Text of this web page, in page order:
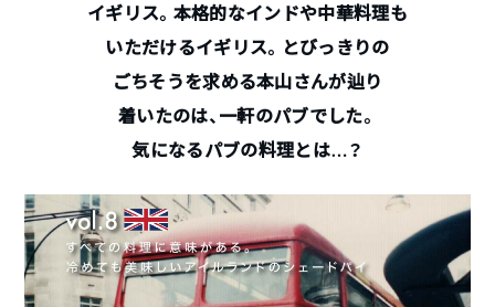
イギリス。本格的なインドや中華料理も
いただけるイギリス。とびっきりの
ごちそうを求める本山さんが辿り
着いたのは、一軒のパブでした。
気になるパブの料理とは…？